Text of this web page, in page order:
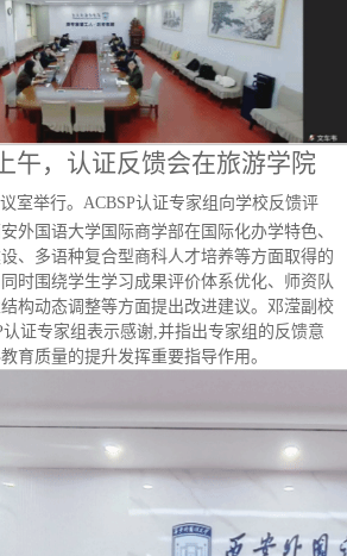
午，认证反馈会在旅游学院
室举行。 ACBSP认证专家组向学校反馈评
外国语大学国际商学部在国际化办学特色、
、多语种复合型商科人才培养等方面取得的
时围绕学生学习成果评价体系优化、师资队
构动态调整等方面提出改进建议。邓滢副校
认证专家组表示感谢,并指出专家组的反馈意
育质量的提升发挥重要指导作用。